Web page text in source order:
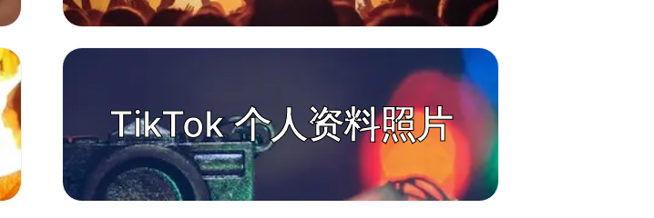
TikTok 个人资料照片